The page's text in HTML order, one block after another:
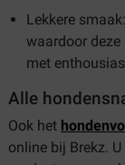
Lekkere
waardoor
met
Alle
Ook het
online bij Brekz.